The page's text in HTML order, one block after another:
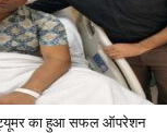
का हुआ सफल ऑपरेशन